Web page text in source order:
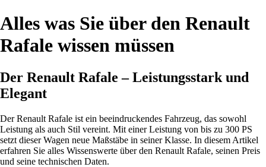
Alles was Sie über den Renault
Rafale wissen müssen
Der Renault Rafale – Leistungsstark und
Elegant
Der Renault Rafale ist ein beeindruckendes Fahrzeug, das sowohl
Leistung als auch Stil vereint. Mit einer Leistung von bis zu 300 PS
setzt dieser Wagen neue Maßstäbe in seiner Klasse. In diesem Artikel
erfahren Sie alles Wissenswerte über den Renault Rafale, seinen Preis
und seine technischen Daten.